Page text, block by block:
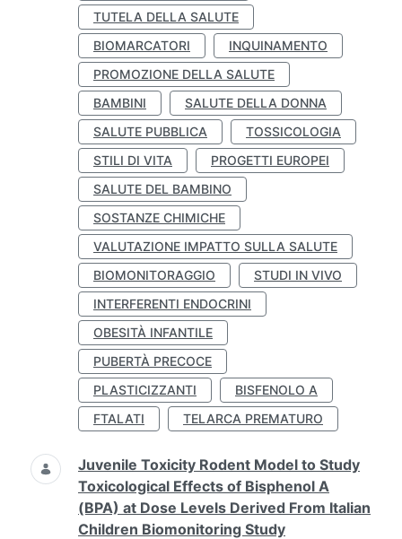
TUTELA DELLA SALUTE
BIOMARCATORI
INQUINAMENTO
PROMOZIONE DELLA SALUTE
BAMBINI
SALUTE DELLA DONNA
SALUTE PUBBLICA
TOSSICOLOGIA
STILI DI VITA
PROGETTI EUROPEI
SALUTE DEL BAMBINO
SOSTANZE CHIMICHE
VALUTAZIONE IMPATTO SULLA SALUTE
BIOMONITORAGGIO
STUDI IN VIVO
INTERFERENTI ENDOCRINI
OBESITÀ INFANTILE
PUBERTÀ PRECOCE
PLASTICIZZANTI
BISFENOLO A
FTALATI
TELARCA PREMATURO
Juvenile Toxicity Rodent Model to Study
Toxicological Effects of Bisphenol A
(BPA) at Dose Levels Derived From Italian
Children Biomonitoring Study